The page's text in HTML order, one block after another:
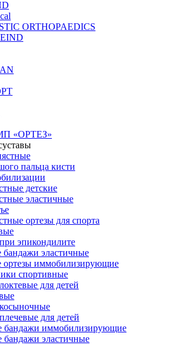
ORTHOPAEDICS
«ОРТЕЗ»
пальца кисти
детские
эластичные
ортезы для спорта
эпикондилите
бандажи эластичные
ортезы иммобилизирующие
спортивные
для детей
для детей
бандажи иммобилизирующие
бандажи эластичные